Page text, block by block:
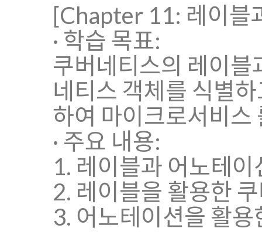
[Chapter 11: 레이블
· 학습 목표:
쿠버네티스의 레이블
네티스 객체를 식별
하여 마이크로서비스
· 주요 내용:
1. 레이블과 어노테이
2. 레이블을 활용한
3. 어노테이션을 활